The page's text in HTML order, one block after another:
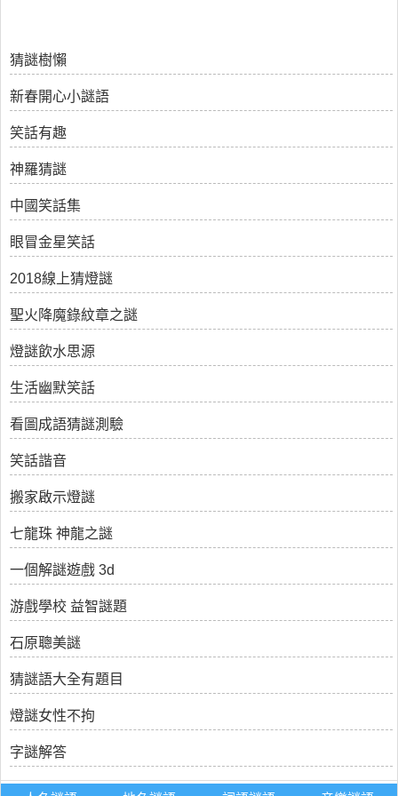
猜謎樹懶
新春開心小謎語
笑話有趣
神羅猜謎
中國笑話集
眼冒金星笑話
2018線上猜燈謎
聖火降魔錄紋章之謎
燈謎飲水思源
生活幽默笑話
看圖成語猜謎測驗
笑話諧音
搬家啟示燈謎
七龍珠 神龍之謎
一個解謎遊戲 3d
游戲學校 益智謎題
石原聰美謎
猜謎語大全有題目
燈謎女性不拘
字謎解答